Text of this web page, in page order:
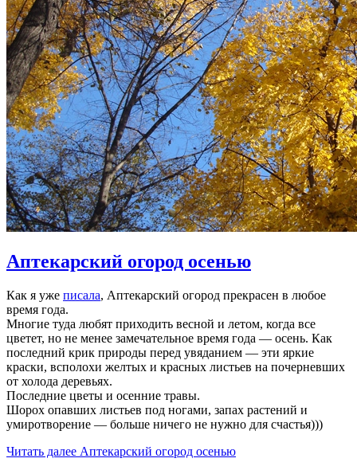
Аптекарский огород осенью
Как я уже писала, Аптекарский огород прекрасен в любое
время года.
Многие туда любят приходить весной и летом, когда все
цветет, но не менее замечательное время года — осень. Как
последний крик природы перед увяданием — эти яркие
краски, всполохи желтых и красных листьев на почерневших
от холода деревьях.
Последние цветы и осенние травы.
Шорох опавших листьев под ногами, запах растений и
умиротворение — больше ничего не нужно для счастья)))
Читать далее Аптекарский огород осенью